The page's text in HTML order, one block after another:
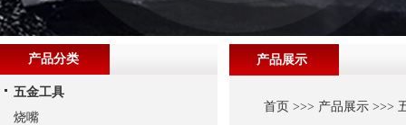
产品展示
首页 >>> 产品展示>>>
产品分类
五金工具
烧嘴